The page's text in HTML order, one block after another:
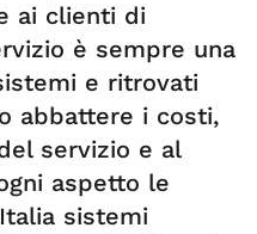
ai clienti di
è sempre una
e ritrovati
abbattere i costi,
servizio e al
aspetto le
sistemi